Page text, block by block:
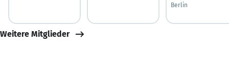
Berlin
Weitere Mitglieder